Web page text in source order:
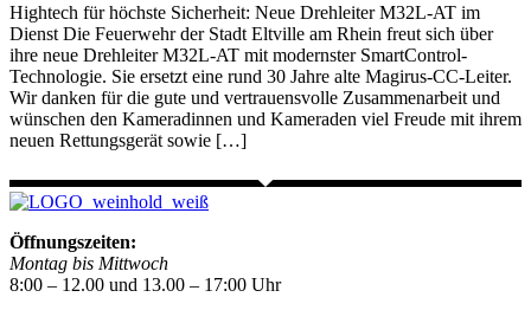
Hightech für höchste Sicherheit: Neue Drehleiter M32L-AT im
Dienst Die Feuerwehr der Stadt Eltville am Rhein freut sich über
ihre neue Drehleiter M32L-AT mit modernster SmartControl-
Technologie. Sie ersetzt eine rund 30 Jahre alte Magirus-CC-Leiter.
Wir danken für die gute und vertrauensvolle Zusammenarbeit und
wünschen den Kameradinnen und Kameraden viel Freude mit ihrem
neuen Rettungsgerät sowie […]
Öffnungszeiten:
Montag bis Mittwoch
8:00 – 12.00 und 13.00 – 17:00 Uhr